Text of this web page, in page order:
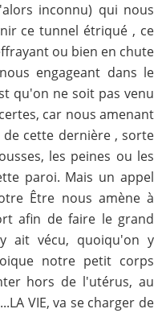
inconnu) qui nous
ce tunnel étriqué , ce
ou bien en chute
engageant dans le
qu'on ne soit pas venu
car nous amenant
cette dernière , sorte
les peines ou les
paroi. Mais un appel
Être nous amène à
afin de faire le grand
ait vécu, quoiqu'on y
notre petit corps
hors de l'utérus, au
VIE, va se charger de